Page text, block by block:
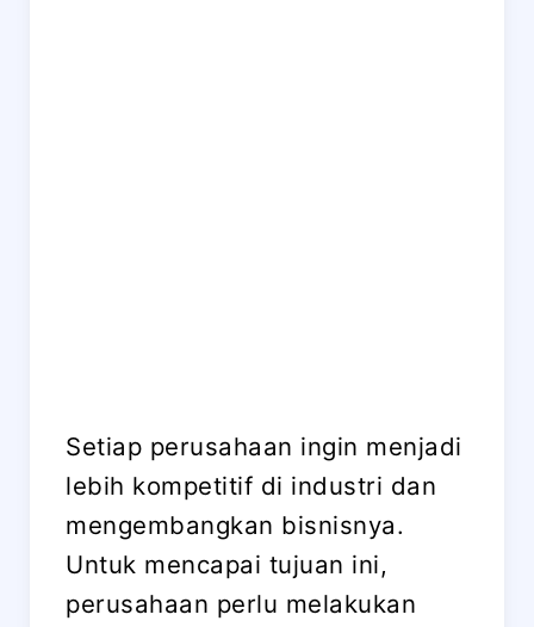
Setiap perusahaan ingin menjadi
lebih kompetitif di industri dan
mengembangkan bisnisnya.
Untuk mencapai tujuan ini,
perusahaan perlu melakukan